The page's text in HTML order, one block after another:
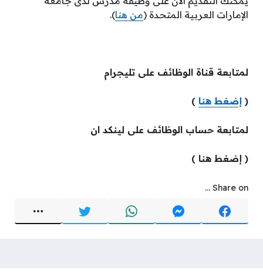
الإمارات العربية المتحدة (من هنا).
لمتابعة قناة الوظائف على تليجرام
( إضغط هنا )
لمتابعة حساب الوظائف على لينكد ان
( إضغط هنا )
Share on ...